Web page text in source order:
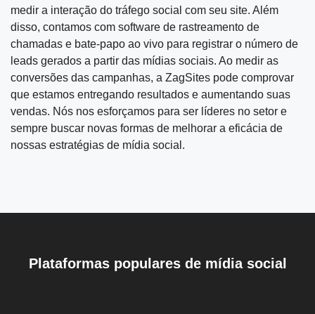
medir a interação do tráfego social com seu site. Além
disso, contamos com software de rastreamento de
chamadas e bate-papo ao vivo para registrar o número de
leads gerados a partir das mídias sociais. Ao medir as
conversões das campanhas, a ZagSites pode comprovar
que estamos entregando resultados e aumentando suas
vendas. Nós nos esforçamos para ser líderes no setor e
sempre buscar novas formas de melhorar a eficácia de
nossas estratégias de mídia social.
Plataformas populares de mídia social